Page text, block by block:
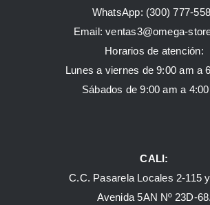
WhatsApp: (300) 777-
Email: ventas3@omega-
Horarios de atención:
Lunes a viernes de 9:00 am a
Sábados de 9:00 am a
CALI:
C.C. Pasarela Locales 2-115
Avenida 5AN Nº 23D-68.